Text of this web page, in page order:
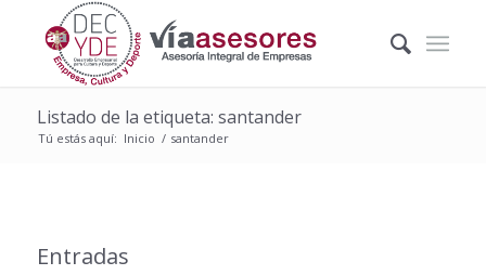
Listado de la etiqueta: santander
Tú estás aquí: Inicio / santander
Entradas